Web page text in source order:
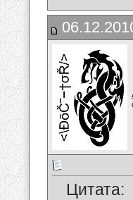
Цитата: